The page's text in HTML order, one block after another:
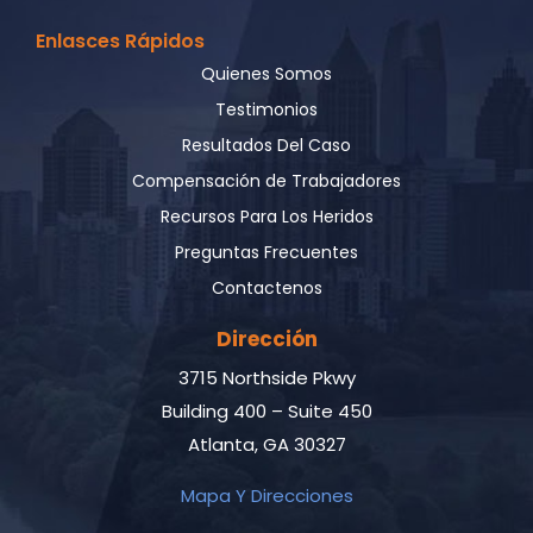
Enlasces Rápidos
Quienes Somos
Testimonios
Resultados Del Caso
Compensación de Trabajadores
Recursos Para Los Heridos
Preguntas Frecuentes
Contactenos
Dirección
3715 Northside Pkwy
Building 400 – Suite 450
Atlanta, GA 30327
Mapa Y Direcciones